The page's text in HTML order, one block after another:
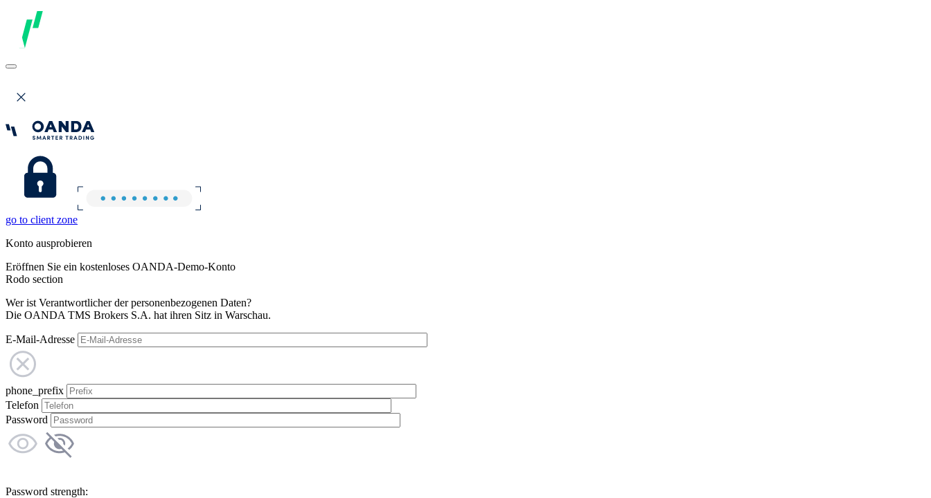
go to client zone
Konto ausprobieren
Eröffnen Sie ein kostenloses OANDA-Demo-Konto
Rodo section
Wer ist Verantwortlicher der personenbezogenen Daten?
Die OANDA TMS Brokers S.A. hat ihren Sitz in Warschau.
E-Mail-Adresse
phone_prefix
Telefon
Password
Password strength: